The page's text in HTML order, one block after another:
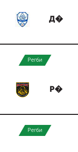
Д�
Регби
Р�
Регби